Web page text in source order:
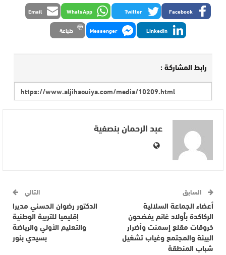
Facebook
Twitter
WhatsApp
Email
LinkedIn
Messenger طباعة
رابط المشاركة :
عبد الرحمان بنصفية
السابق
أعضاء الجماعة السلالية
الركاكدة بأولاد غانم يفضحون
خروقات مقلع إسمنت وأضرار
البيئة والمجتمع وغياب تشغيل
شباب المنطقة
التالي
الدكتور رضوان الحسني مديرا
إقليميا للتربية الوطنية
والتعليم الأولي والرياضة
بسيدي بنور